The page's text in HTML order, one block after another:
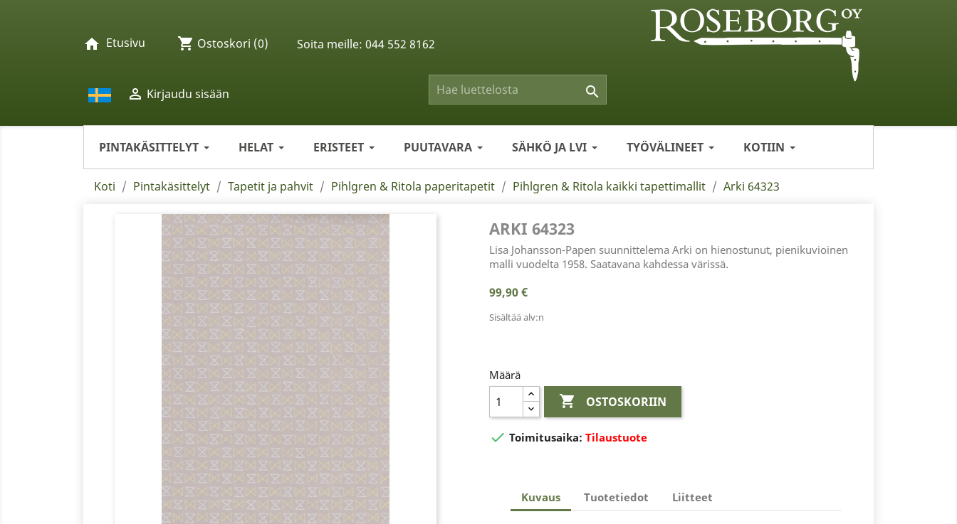

home Etusivu
 Kirjaudu sisään
shopping_cart Ostoskori (0)
PINTAKÄSITTELYT HELAT ERISTEET PUUTAVARA SÄHKÖ JA LVI TYÖVÄLINEET KOTIIN
Soita meille: 044 552 8162
Koti Pintakäsittelyt Tapetit ja pahvit Pihlgren & Ritola paperitapetit Pihlgren & Ritola kaikki tapettimallit Arki 64323
ARKI 64323
Lisa Johansson-Papen suunnittelema Arki on hienostunut, pienikuvioinen
malli vuodelta 1958. Saatavana kahdessa värissä.
99,90 €
Sisältää alv:n
Määrä
 OSTOSKORIIN
 Toimitusaika: Tilaustuote
Kuvaus Tuotetiedot Liitteet